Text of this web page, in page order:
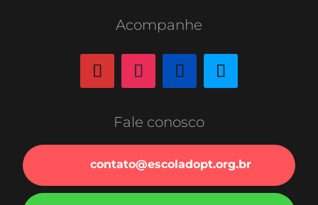
Acompanhe
Fale conosco
contato@escoladopt.org.br